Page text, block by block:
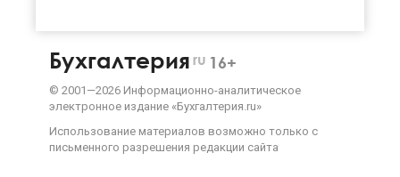
Бухгалтерия ru 16+
© 2001—2026 Информационно-аналитическое
электронное издание «Бухгалтерия.ru»
Использование материалов возможно только с
письменного разрешения редакции сайта